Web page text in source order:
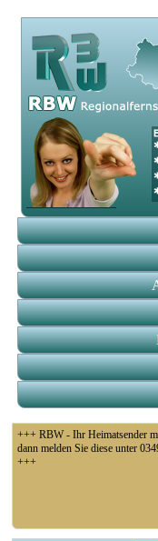
+++ RBW - Ihr Heimatsender
dann melden Sie diese unter
+++
+++ Fußball Oberliga Süd 1.